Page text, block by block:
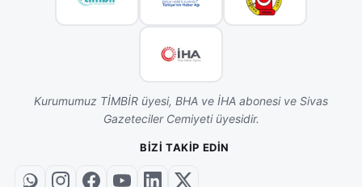
Kurumumuz TİMBİR üyesi, BHA ve İHA abonesi ve Sivas
Gazeteciler Cemiyeti üyesidir.
BIZI TAKIP EDIN